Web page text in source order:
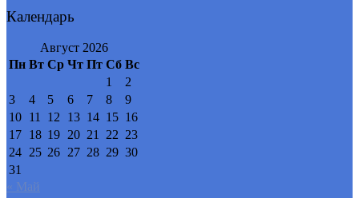
Календарь
Август 2026
Пн Вт Ср Чт Пт Сб Вс
1
2
3
4 5 6 7 8
9
10 11 12 13 14 15 16
17 18 19 20 21 22 23
24 25 26 27 28 29 30
31
« Май